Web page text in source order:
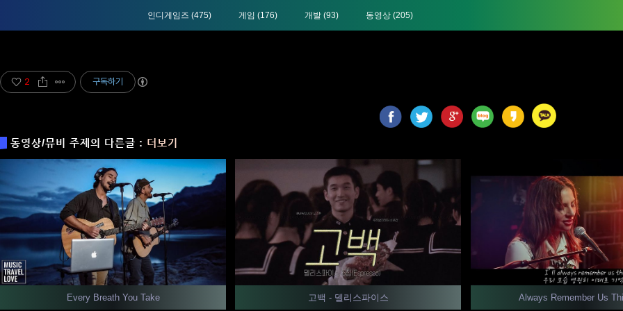
인디게임즈 (475) 게임 (176) 개발 (93) 동영상 (205)
2 구독하기
동영상/뮤비 주제의 다른글 : 더보기
Every Breath You Take 고백 - 델리스파이스 Always Remember Us